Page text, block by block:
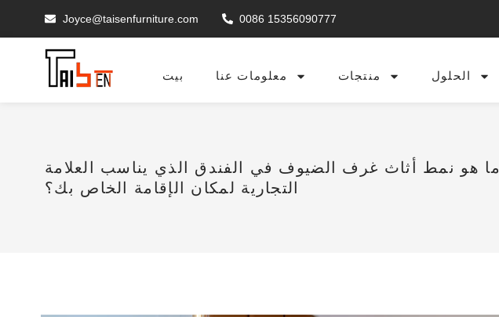
Joyce@taisenfurniture.com 0086 15356090777
بيت معلومات عنا منتجات الحلول
ما هو نمط أثاث غرف الضيوف في الفندق الذي يناسب العلامة
التجارية لمكان الإقامة الخاص بك؟